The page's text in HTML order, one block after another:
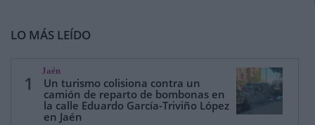
LO MÁS LEÍDO
1
Jaén
Un turismo colisiona contra un
camión de reparto de bombonas en
la calle Eduardo García-Triviño López
en Jaén